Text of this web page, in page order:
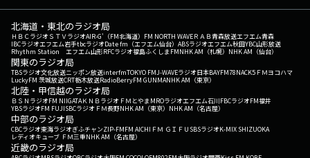
北海道・東北のラジオ局
ＨＢＣラジオＳＴＶラジオAIR-G'（FM北海道） FM NORTH WAVEＲＡＢ青森放送エフエム青森
IBCラジオエフエム岩手tbcラジオDate fm（エフエム仙台） ABSラジオエフエム秋田YBC山形放送
Rhythm Station エフエム山形RFCラジオ福島ふくしまFMNHK AM（札幌） NHK AM（仙台）
関東のラジオ局
TBSラジオ文化放送ニッポン放送interfmTOKYO FMJ-WAVEラジオ日本BAYFM78NACK5 ＦＭヨコハマ
LuckyFM 茨城放送CRT栃木放送RadioBerryFM GUNMANHK AM（東京）
北陸・甲信越のラジオ局
ＢＳＮラジオFM NIIGATAＫＮＢラジオ ＦＭとやまMROラジオエフエム石川FBCラジオFM福井
YBSラジオFM FUJISBCラジオ ＦＭ長野NHK AM（東京） NHK AM（名古屋）
中部のラジオ局
CBCラジオ東海ラジオぎふチャンZIP-FMFM AICHI ＦＭ ＧＩＦＵ SBSラジオK-MIX SHIZUOKA
レディオキューブ ＦＭ三重NHK AM（名古屋）
近畿のラジオ局